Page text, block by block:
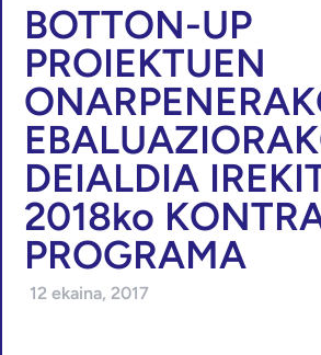
BOTTON-UP
PROIEKTUEN
DEIALDIA
2018ko
PROGRAMA
12 ekaina, 2017